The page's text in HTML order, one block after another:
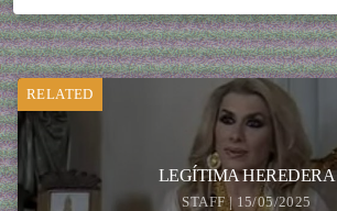
RELATED
LEGÍTIMA HEREDERA
STAFF | 15/05/2025